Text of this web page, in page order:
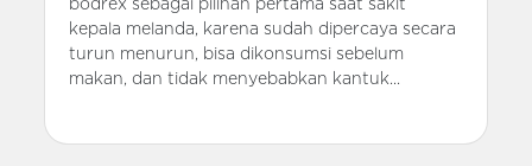
bodrex sebagai pilihan pertama saat sakit
kepala melanda, karena sudah dipercaya secara
turun menurun, bisa dikonsumsi sebelum
makan, dan tidak menyebabkan kantuk...